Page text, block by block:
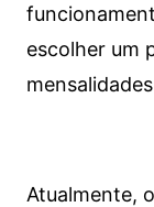
escolher um
Atualmente,